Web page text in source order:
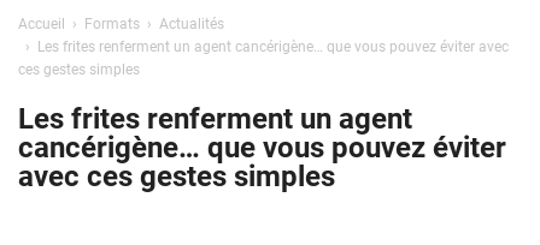
Accueil Formats
Actualités
Les frites renferment un agent cancérigène… que vous pouvez éviter avec
ces gestes simples
Les frites renferment un agent
cancérigène… que vous pouvez éviter
avec ces gestes simples